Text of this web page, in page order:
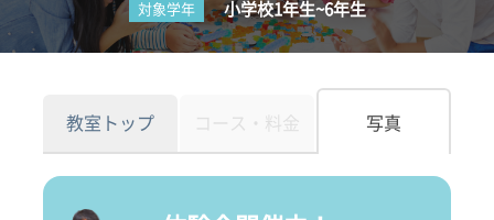
対象学年 小学校1年生~6年生
教室トップ コース・料金 写真